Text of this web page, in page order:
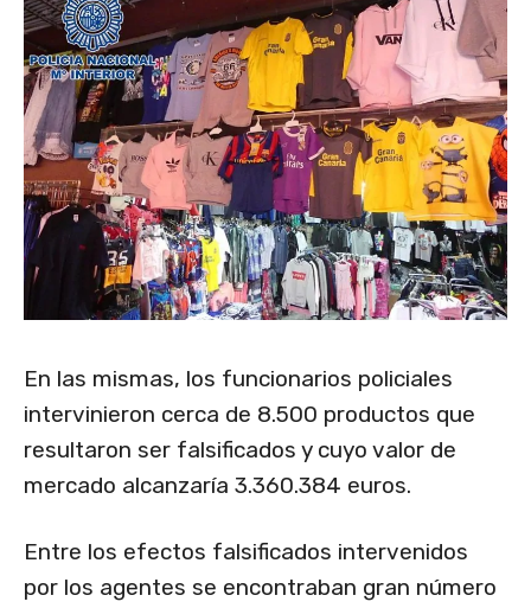
En las mismas, los funcionarios policiales
intervinieron cerca de 8.500 productos que
resultaron ser falsificados y cuyo valor de
mercado alcanzaría 3.360.384 euros.
Entre los efectos falsificados intervenidos
por los agentes se encontraban gran número